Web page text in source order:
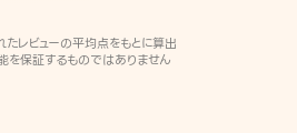
レビューの平均点をもとに算出
保証するものではありません